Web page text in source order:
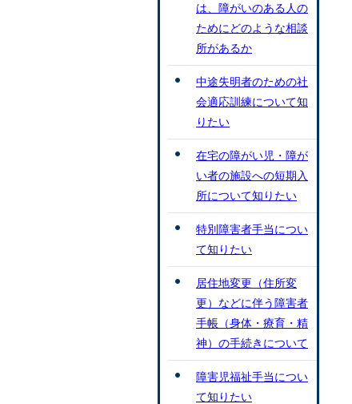
は、障がいのある人の
ためにどのような相談
所があるか
中途失明者のための社
会適応訓練について知
りたい
在宅の障がい児・障が
い者の施設への短期入
所について知りたい
特別障害者手当につい
て知りたい
居住地変更（住所変
更）などに伴う障害者
手帳（身体・療育・精
神）の手続きについて
障害児福祉手当につい
て知りたい